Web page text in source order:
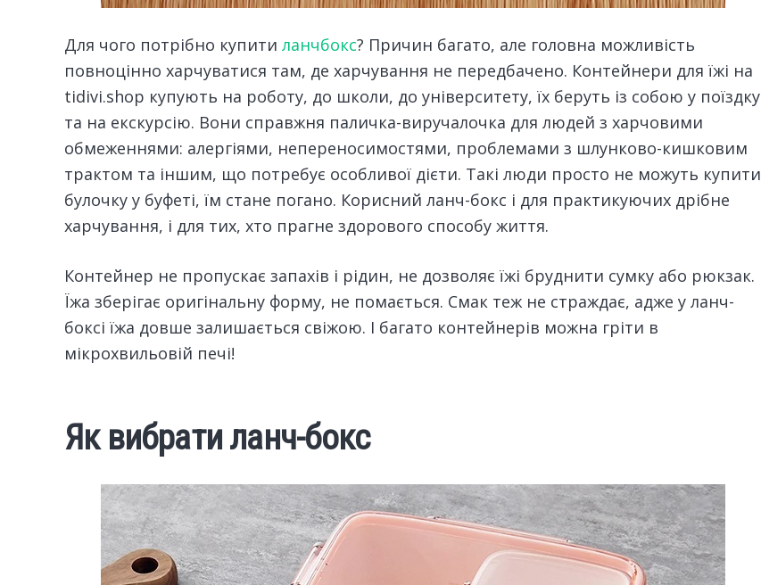
Для чого потрібно купити ланчбокс? Причин багато, але головна можливість
повноцінно харчуватися там, де харчування не передбачено. Контейнери для їжі на
tidivi.shop купують на роботу, до школи, до університету, їх беруть із собою у поїздку
та на екскурсію. Вони справжня паличка-виручалочка для людей з харчовими
обмеженнями: алергіями, непереносимостями, проблемами з шлунково-кишковим
трактом та іншим, що потребує особливої ​​дієти. Такі люди просто не можуть купити
булочку у буфеті, їм стане погано. Корисний ланч-бокс і для практикуючих дрібне
харчування, і для тих, хто прагне здорового способу життя.
Контейнер не пропускає запахів і рідин, не дозволяє їжі бруднити сумку або рюкзак.
Їжа зберігає оригінальну форму, не помається. Смак теж не страждає, адже у ланч-
боксі їжа довше залишається свіжою. І багато контейнерів можна гріти в
мікрохвильовій печі!
Як вибрати ланч-бокс